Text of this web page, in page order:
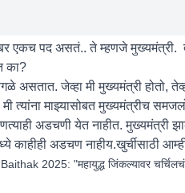
एकच पद असतं.. ते म्हणजे मुख्यमंत्री.
का?
असतात. जेव्हा मी मुख्यमंत्री होतो,
त्यांना माझ्यासोबत मुख्यमंत्रीच
अडचणी येत नाहीत. मुख्यमंत्री
अडचण नाहीय.खुर्चीसाठी
2025: "महायुद्ध जिंकल्यावर चर्चिलचं